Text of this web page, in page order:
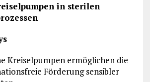
in sterilen
Kreiselpumpen ermöglichen die
Förderung sensibler